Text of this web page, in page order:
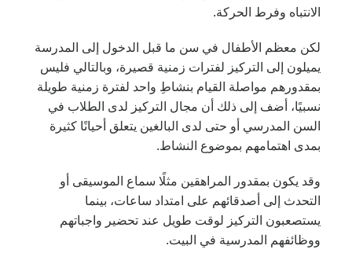
الانتباه وفرط الحركة.
لكن معظم الأطفال في سن ما قبل الدخول إلى المدرسة
يميلون إلى التركيز لفترات زمنية قصيرة، وبالتالي فليس
بمقدورهم مواصلة القيام بنشاطِ واحد لفترة زمنية طويلة
نسبيًا، أضف إلى ذلك أن مجال التركيز لدى الطلاب في
السن المدرسي أو حتى لدى البالغين يتعلق أحيانًا كثيرة
بمدى اهتمامهم بموضوع النشاط.
وقد يكون بمقدور المراهقين مثلًا سماع الموسيقى أو
التحدث إلى أصدقائهم على امتداد ساعات، بينما
يستصعبون التركيز لوقت طويل عند تحضير واجباتهم
ووظائفهم المدرسية في البيت.